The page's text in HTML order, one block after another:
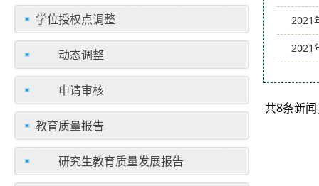
学位授权点调整
动态调整
申请审核
教育质量报告
研究生教育质量发展报告
2021
2021
共8条新